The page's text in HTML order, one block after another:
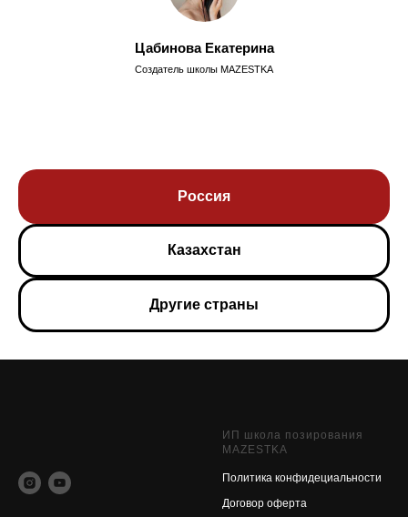
Цабинова Екатерина
Создатель школы MAZESTKA
Россия
Казахстан
Другие страны
ИП школа позирования
MAZESTKA
Политика конфидециальности
Договор оферта